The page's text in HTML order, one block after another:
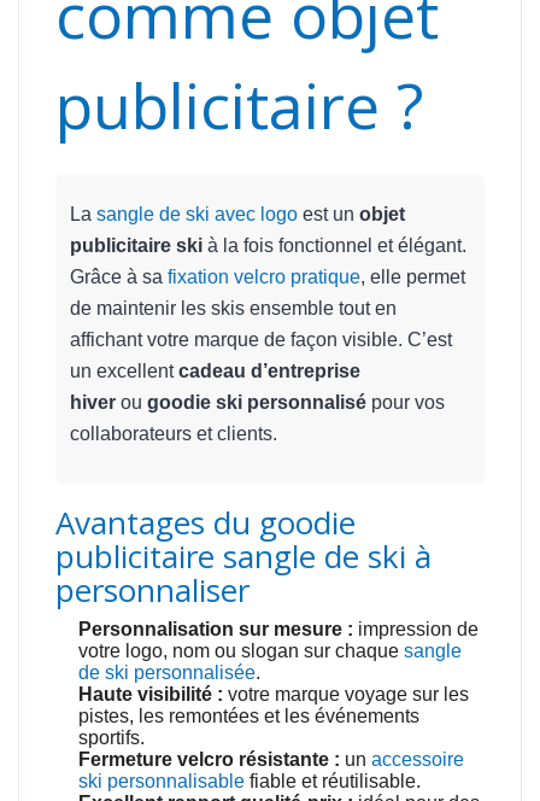
publicitaire ?
La sangle de ski avec logo est un objet
publicitaire ski à la fois fonctionnel et élégant.
Grâce à sa fixation velcro pratique, elle permet
de maintenir les skis ensemble tout en
affichant votre marque de façon visible. C’est
un excellentcadeau d’entreprise
hiver ou goodie ski personnalisé pour vos
collaborateurs et clients.
Avantages du goodie
publicitaire sangle de ski à
personnaliser
Personnalisation sur mesure : impression de
votre logo, nom ou slogan sur chaquesangle
de ski personnalisée.
Haute visibilité : votre marque voyage sur les
pistes, les remontées et les événements
sportifs.
Fermeture velcro résistante : unaccessoire
ski personnalisable fiable et réutilisable.